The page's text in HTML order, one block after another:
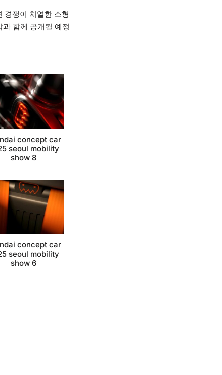
경쟁이 치열한 소형
함께 공개될 예정
concept car
seoul mobility
show 8
concept car
seoul mobility
show 6